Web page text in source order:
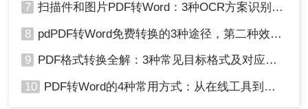
7 扫描件和图片PDF转Word：3种OCR方案识别率实测！
8 pdPDF转Word免费转换的3种途径，第二种效率最高！
9 PDF格式转换全解：3种常见目标格式及对应操作方法！
10 PDF转Word的4种常用方式：从在线工具到桌面软件全梳理！